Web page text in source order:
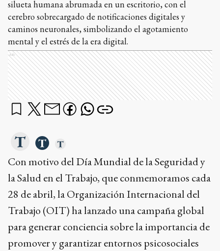
silueta humana abrumada en un escritorio, con el
cerebro sobrecargado de notificaciones digitales y
caminos neuronales, simbolizando el agotamiento
mental y el estrés de la era digital.
Ads
Con motivo del Día Mundial de la Seguridad y
la Salud en el Trabajo, que conmemoramos cada
28 de abril, la Organización Internacional del
Trabajo (OIT) ha lanzado una campaña global
para generar conciencia sobre la importancia de
promover y garantizar entornos psicosociales